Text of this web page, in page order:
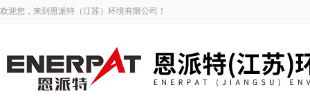
欢迎您，来到恩派特（江苏）环境有限公司！